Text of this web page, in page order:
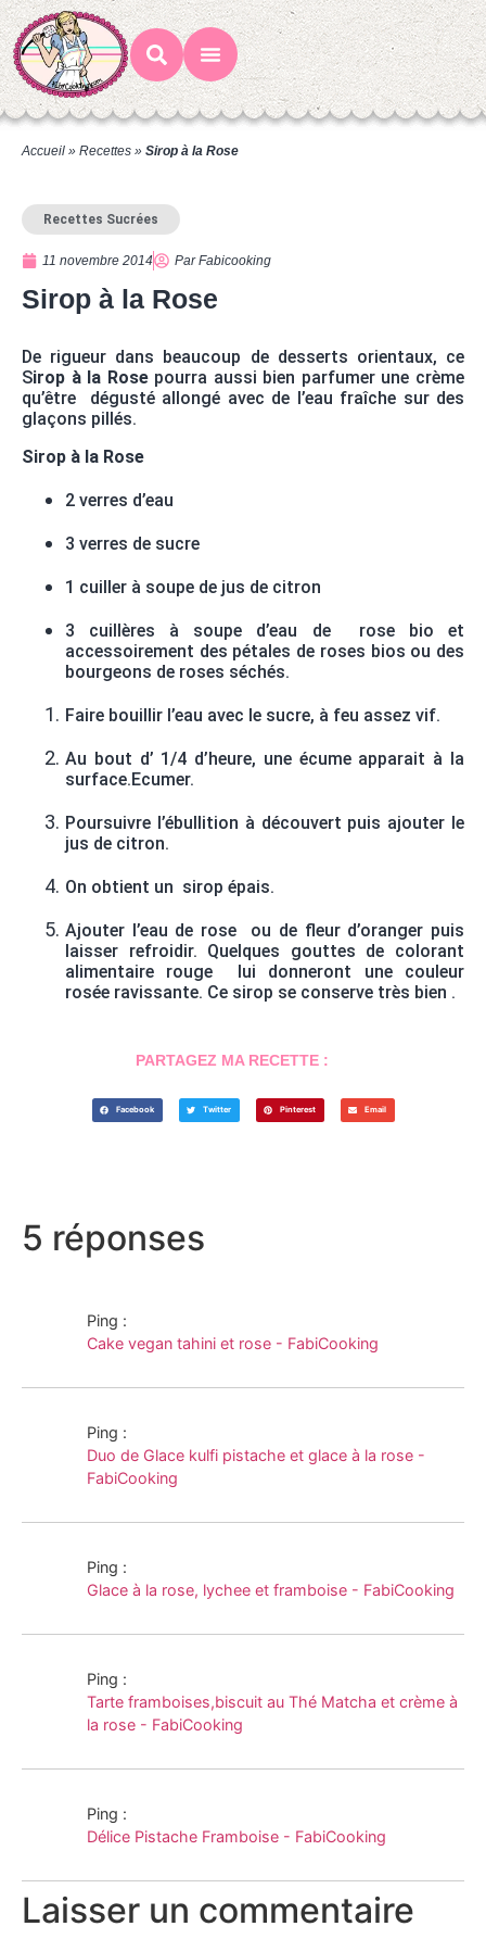
Accueil » Recettes » Sirop à la Rose
Recettes Sucrées
11 novembre 2014 ParFabicooking
Sirop à la Rose
De rigueur dans beaucoup de desserts orientaux, ce
Sirop à la Rosepourra aussi bien parfumer une crème
qu’être dégusté allongé avec de l’eau fraîche sur des
glaçons pillés.
Sirop à la Rose
2 verres d’eau
3 verres de sucre
1 cuiller à soupe de jus de citron
3 cuillères à soupe d’eau de rose bio et
accessoirement des pétales de roses bios ou des
bourgeons de roses séchés.
Faire bouillir l’eau avec le sucre, à feu assez vif.
Au bout d’ 1/4 d’heure, une écume apparait à la
surface.Ecumer.
Poursuivre l’ébullition à découvert puis ajouter le
jus de citron.
On obtient un sirop épais.
Ajouter l’eau de rose ou de fleur d’oranger puis
laisser refroidir. Quelques gouttes de colorant
alimentaire rouge lui donneront une couleur
rosée ravissante. Ce sirop se conserve très bien .
PARTAGEZ MA RECETTE :
Facebook Twitter Pinterest Email
5 réponses
Ping :
Cake vegan tahini et rose - FabiCooking
Ping :
Duo de Glace kulfi pistache et glace à la rose -
FabiCooking
Ping :
Glace à la rose, lychee et framboise - FabiCooking
Ping :
Tarte framboises,biscuit au Thé Matcha et crème à
la rose - FabiCooking
Ping :
Délice Pistache Framboise - FabiCooking
Laisser un commentaire